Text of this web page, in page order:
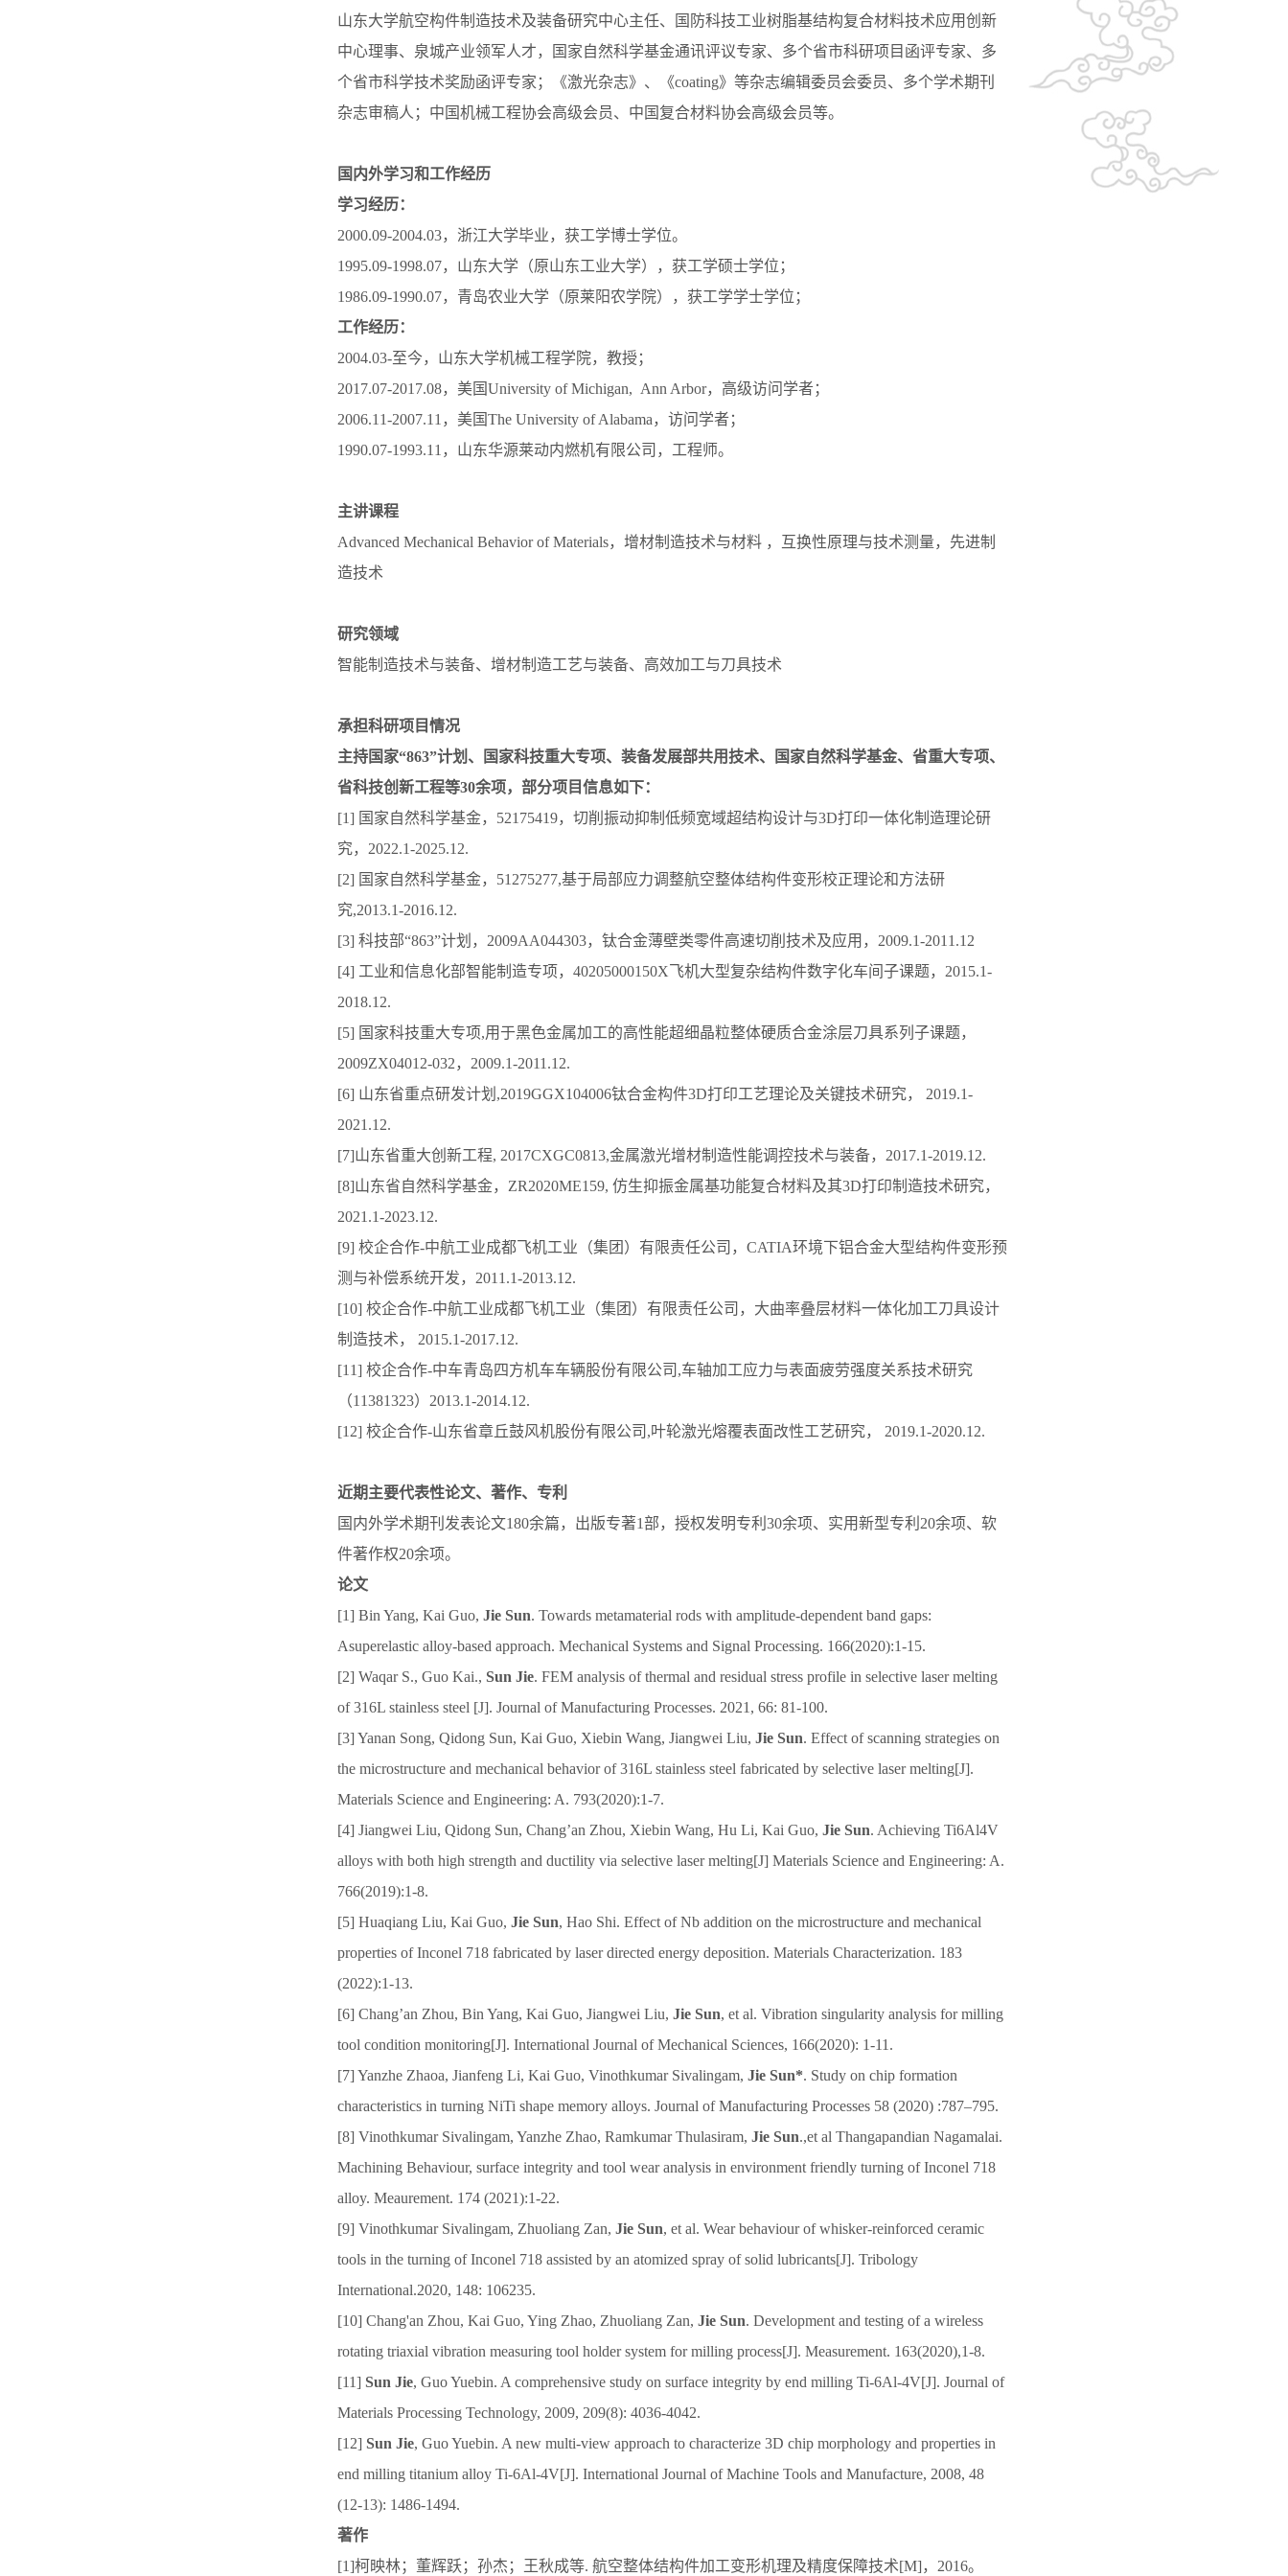
山东大学航空构件制造技术及装备研究中心主任、国防科技工业树脂基结构复合材料技术应用创新
中心理事、泉城产业领军人才，国家自然科学基金通讯评议专家、多个省市科研项目函评专家、多
个省市科学技术奖励函评专家；《激光杂志》、《coating》等杂志编辑委员会委员、多个学术期刊
杂志审稿人；中国机械工程协会高级会员、中国复合材料协会高级会员等。
国内外学习和工作经历
学习经历：
2000.09-2004.03，浙江大学毕业，获工学博士学位。
1995.09-1998.07，山东大学（原山东工业大学），获工学硕士学位；
1986.09-1990.07，青岛农业大学（原莱阳农学院），获工学学士学位；
工作经历：
2004.03-至今，山东大学机械工程学院，教授；
2017.07-2017.08，美国University of Michigan, Ann Arbor，高级访问学者；
2006.11-2007.11，美国The University of Alabama，访问学者；
1990.07-1993.11，山东华源莱动内燃机有限公司，工程师。
主讲课程
Advanced Mechanical Behavior of Materials，增材制造技术与材料 ，互换性原理与技术测量，先进制
造技术
研究领域
智能制造技术与装备、增材制造工艺与装备、高效加工与刀具技术
承担科研项目情况
主持国家“863”计划、国家科技重大专项、装备发展部共用技术、国家自然科学基金、省重大专项、
省科技创新工程等30余项，部分项目信息如下：
[1] 国家自然科学基金，52175419，切削振动抑制低频宽域超结构设计与3D打印一体化制造理论研
究，2022.1-2025.12.
[2] 国家自然科学基金，51275277,基于局部应力调整航空整体结构件变形校正理论和方法研
究,2013.1-2016.12.
[3] 科技部“863”计划，2009AA044303，钛合金薄壁类零件高速切削技术及应用，2009.1-2011.12
[4] 工业和信息化部智能制造专项，40205000150X飞机大型复杂结构件数字化车间子课题，2015.1-
2018.12.
[5] 国家科技重大专项,用于黑色金属加工的高性能超细晶粒整体硬质合金涂层刀具系列子课题，
2009ZX04012-032，2009.1-2011.12.
[6] 山东省重点研发计划,2019GGX104006钛合金构件3D打印工艺理论及关键技术研究， 2019.1-
2021.12.
[7]山东省重大创新工程, 2017CXGC0813,金属激光增材制造性能调控技术与装备，2017.1-2019.12.
[8]山东省自然科学基金，ZR2020ME159, 仿生抑振金属基功能复合材料及其3D打印制造技术研究，
2021.1-2023.12.
[9] 校企合作-中航工业成都飞机工业（集团）有限责任公司，CATIA环境下铝合金大型结构件变形预
测与补偿系统开发，2011.1-2013.12.
[10] 校企合作-中航工业成都飞机工业（集团）有限责任公司，大曲率叠层材料一体化加工刀具设计
制造技术， 2015.1-2017.12.
[11] 校企合作-中车青岛四方机车车辆股份有限公司,车轴加工应力与表面疲劳强度关系技术研究
（11381323）2013.1-2014.12.
[12] 校企合作-山东省章丘鼓风机股份有限公司,叶轮激光熔覆表面改性工艺研究， 2019.1-2020.12.
近期主要代表性论文、著作、专利
国内外学术期刊发表论文180余篇，出版专著1部，授权发明专利30余项、实用新型专利20余项、软
件著作权20余项。
论文
[1] Bin Yang, Kai Guo, Jie Sun. Towards metamaterial rods with amplitude-dependent band gaps:
Asuperelastic alloy-based approach. Mechanical Systems and Signal Processing. 166(2020):1-15.
[2] Waqar S., Guo Kai., Sun Jie. FEM analysis of thermal and residual stress profile in selective laser melting
of 316L stainless steel [J]. Journal of Manufacturing Processes. 2021, 66: 81-100.
[3] Yanan Song, Qidong Sun, Kai Guo, Xiebin Wang, Jiangwei Liu, Jie Sun. Effect of scanning strategies on
the microstructure and mechanical behavior of 316L stainless steel fabricated by selective laser melting[J].
Materials Science and Engineering: A. 793(2020):1-7.
[4] Jiangwei Liu, Qidong Sun, Chang’an Zhou, Xiebin Wang, Hu Li, Kai Guo, Jie Sun. Achieving Ti6Al4V
alloys with both high strength and ductility via selective laser melting[J] Materials Science and Engineering: A.
766(2019):1-8.
[5] Huaqiang Liu, Kai Guo, Jie Sun, Hao Shi. Effect of Nb addition on the microstructure and mechanical
properties of Inconel 718 fabricated by laser directed energy deposition. Materials Characterization. 183
(2022):1-13.
[6] Chang’an Zhou, Bin Yang, Kai Guo, Jiangwei Liu, Jie Sun, et al. Vibration singularity analysis for milling
tool condition monitoring[J]. International Journal of Mechanical Sciences, 166(2020): 1-11.
[7] Yanzhe Zhaoa, Jianfeng Li, Kai Guo, Vinothkumar Sivalingam, Jie Sun*. Study on chip formation
characteristics in turning NiTi shape memory alloys. Journal of Manufacturing Processes 58 (2020) :787–795.
[8] Vinothkumar Sivalingam, Yanzhe Zhao, Ramkumar Thulasiram, Jie Sun.,et al Thangapandian Nagamalai.
Machining Behaviour, surface integrity and tool wear analysis in environment friendly turning of Inconel 718
alloy. Meaurement. 174 (2021):1-22.
[9] Vinothkumar Sivalingam, Zhuoliang Zan, Jie Sun, et al. Wear behaviour of whisker-reinforced ceramic
tools in the turning of Inconel 718 assisted by an atomized spray of solid lubricants[J]. Tribology
International.2020, 148: 106235.
[10] Chang'an Zhou, Kai Guo, Ying Zhao, Zhuoliang Zan, Jie Sun. Development and testing of a wireless
rotating triaxial vibration measuring tool holder system for milling process[J]. Measurement. 163(2020),1-8.
[11] Sun Jie, Guo Yuebin. A comprehensive study on surface integrity by end milling Ti-6Al-4V[J]. Journal of
Materials Processing Technology, 2009, 209(8): 4036-4042.
[12] Sun Jie, Guo Yuebin. A new multi-view approach to characterize 3D chip morphology and properties in
end milling titanium alloy Ti-6Al-4V[J]. International Journal of Machine Tools and Manufacture, 2008, 48
(12-13): 1486-1494.
著作
[1]柯映林；董辉跃；孙杰；王秋成等. 航空整体结构件加工变形机理及精度保障技术[M]，2016。